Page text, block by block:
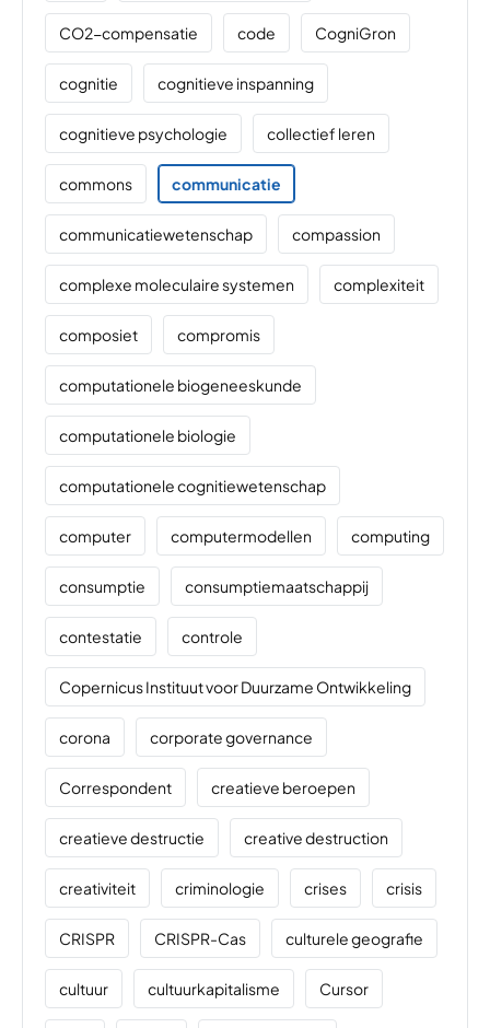
CO2-compensatie code CogniGron
cognitie cognitieve inspanning
cognitieve psychologie collectief leren
commons communicatie
communicatiewetenschap compassion
complexe moleculaire systemen complexiteit
composiet compromis
computationele biogeneeskunde
computationele biologie
computationele cognitiewetenschap
computer computermodellen computing
consumptie consumptiemaatschappij
contestatie controle
Copernicus Instituut voor Duurzame Ontwikkeling
corona corporate governance
Correspondent creatieve beroepen
creatieve destructie creative destruction
creativiteit criminologie crises crisis
CRISPR CRISPR-Cas culturele geografie
cultuur cultuurkapitalisme Cursor